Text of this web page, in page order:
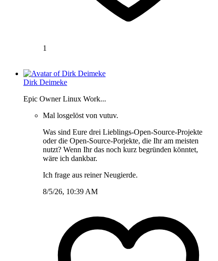
1
Dirk Deimeke
Epic Owner Linux Work...
Mal losgelöst von vutuv.
Was sind Eure drei Lieblings-Open-Source-Projekte
oder die Open-Source-Porjekte, die Ihr am meisten
nutzt? Wenn Ihr das noch kurz begründen könntet,
wäre ich dankbar.
Ich frage aus reiner Neugierde.
8/5/26, 10:39 AM